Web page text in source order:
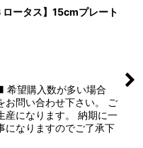
ータス】15cmプレート
望購入数が多い場合
お問い合わせ下さい。 ご
産になります。 納期に一
になりますのでご了承下